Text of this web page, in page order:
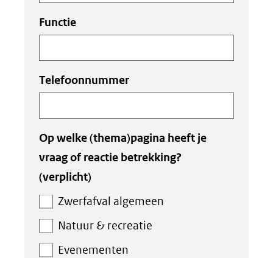
Functie
Telefoonnummer
Op welke (thema)pagina heeft je
vraag of reactie betrekking?
(verplicht)
Zwerfafval algemeen
Natuur & recreatie
Evenementen